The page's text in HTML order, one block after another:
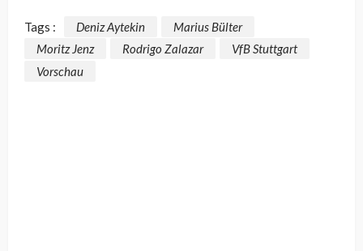
Tags : Deniz Aytekin
Marius Bülter
Moritz Jenz
Rodrigo Zalazar
VfB Stuttgart
Vorschau